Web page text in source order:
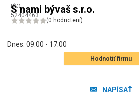
S nami bývaš s.r.o.
(0 hodnotení)
Dnes: 09:00 - 17:00
Hodnotiť firmu
NAPÍSAŤ